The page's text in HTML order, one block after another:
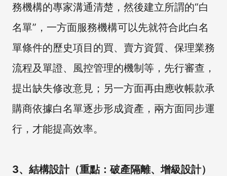
務機構的專家溝通清楚，然後建立所謂的“白
名單”，一方面服務機構可以先就符合此白名
單條件的歷史項目的買、賣方資質、保理業務
流程及單證、風控管理的機制等，先行審查，
提出缺失修改意見；另一方面再由應收帳款承
購商依據白名單逐步形成資產，兩方面同步運
行，才能提高效率。
3、結構設計（重點：破產隔離、增級設計）